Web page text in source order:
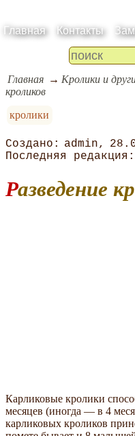
Главная Контакты
Главная Кролики и
кроликов
кролики
admin
Разведение
Карликовые кролики
месяцев (иногда — в 4
карликовых кроликов